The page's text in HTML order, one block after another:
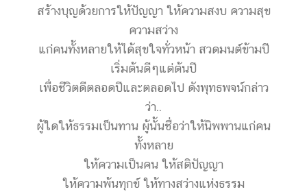
สร้างบุญด้วยการให้ปัญญา ให้ความสงบ ความสุข
ความสว่าง
แก่คนทั้งหลายให้ได้สุขใจทั่วหน้า สวดมนต์ข้ามปี
เริ่มต้นดีๆแต่ต้นปี
เพื่อชีวิตดีตลอดปีและตลอดไป ดังพุทธพจน์กล่าว
ว่า..
ผู้ใดให้ธรรมเป็นทาน ผู้นั้นชื่อว่าให้นิพพานแก่คน
ทั้งหลาย
ให้ความเป็นคน ให้สติปัญญา
ให้ความพ้นทุกข์ ให้ทางสว่างแห่งธรรม